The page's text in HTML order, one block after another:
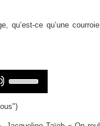
qu’est-ce qu’une
Up/Down
keys
to